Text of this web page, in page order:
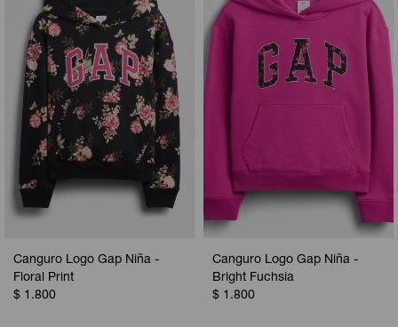
Canguro Logo Gap Niña -
Floral Print
$ 1.800
Canguro Logo Gap Niña -
Bright Fuchsia
$ 1.800